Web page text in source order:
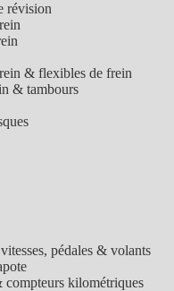
révision
& flexibles de frein
& tambours
pédales & volants
compteurs kilométriques